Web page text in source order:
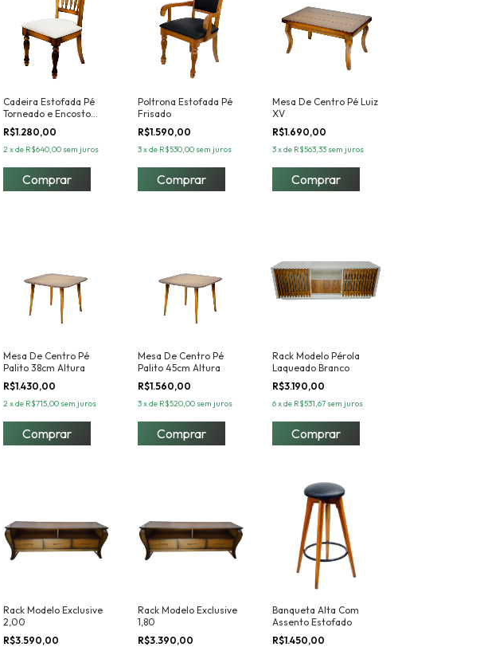
Cadeira Estofada Pé
Torneado e Encosto
Ripado
R$1.280,00
2 xde R$640,00 sem juros
Comprar
Poltrona Estofada Pé
Frisado
R$1.590,00
3xde R$530,00 sem juros
Mesa De Centro Pé Luiz
XV
R$1.690,00
3xde R$563,33 sem juros
Mesa De Centro Pé
Palito 38cm Altura
R$1.430,00
2 xde R$715,00 sem juros
Mesa De Centro Pé
Palito 45cm Altura
R$1.560,00
3xde R$520,00 sem juros
Rack Modelo Pérola
Laqueado Branco
R$3.190,00
6xde R$531,67 sem juros
Comprar
Rack Modelo Exclusive
2,00
R$3.590,00
Rack Modelo Exclusive
1,80
R$3.390,00
Banqueta Alta Com
Assento Estofado
R$1.450,00